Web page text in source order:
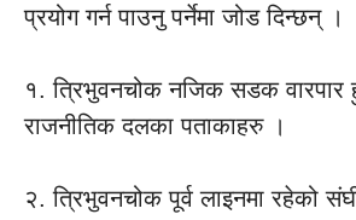
प्रयोग गर्न पाउनु पर्नेमा जोड दिन्छन् ।
१. त्रिभुवनचोक नजिक सडक वारपार
राजनीतिक दलका पताकाहरु ।
२. त्रिभुवनचोक पूर्व लाइनमा रहेको